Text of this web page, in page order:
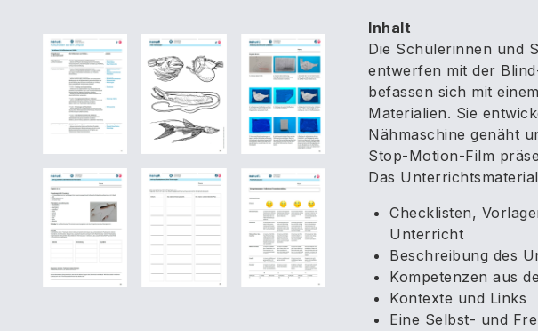
Inhalt
Die Schülerinnen und
entwerfen mit der
befassen sich mit
Materialien. Sie
Nähmaschine genäht
Stop-Motion-Film
Das
Checklisten,
Unterricht
Beschreibung des
Kompetenzen aus
Kontexte und Links
Eine Selbst- und